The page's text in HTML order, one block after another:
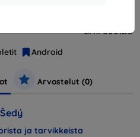
ZA1F0001BG
Android
Arvostelut (0)
ja tarvikkeista